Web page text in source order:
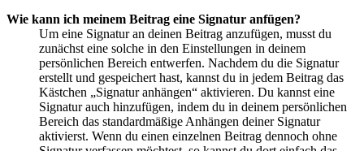
Wie kann ich meinem Beitrag eine Signatur anfügen?
Um eine Signatur an deinen Beitrag anzufügen, musst du
zunächst eine solche in den Einstellungen in deinem
persönlichen Bereich entwerfen. Nachdem du die Signatur
erstellt und gespeichert hast, kannst du in jedem Beitrag das
Kästchen „Signatur anhängen“ aktivieren. Du kannst eine
Signatur auch hinzufügen, indem du in deinem persönlichen
Bereich das standardmäßige Anhängen deiner Signatur
aktivierst. Wenn du einen einzelnen Beitrag dennoch ohne